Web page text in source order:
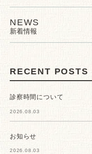
NEWS
新着情報
RECENT POSTS
診察時間について
2026.08.03
お知らせ
2026.08.03